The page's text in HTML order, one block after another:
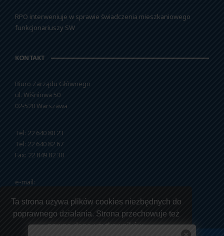
Ta strona używa plików cookies niezbędnych do
poprawnego działania. Strona przechowuje też
pewne dane użytkowników.
RPO interweniuje w sprawie świadczenia mieszkaniowego
funkcjonariuszy SW
KONTAKT
Biuro Zarządu Głównego
ul. Wiśniowa 50
02-520 Warszawa
Tel: 22 640 80 23
Tel: 22 640 82 67
Fax: 22 849 82 30
e-mail: